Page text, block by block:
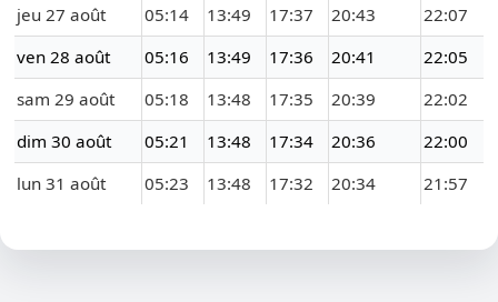
jeu 27 août 05:14 13:49 17:37 20:43
22:07
ven 28 août
05:16 13:49 17:36 20:41
22:05
sam 29 août
05:18 13:48 17:35 20:39
22:02
dim 30 août
05:21 13:48 17:34 20:36
22:00
lun 31 août
05:23 13:48 17:32 20:34 21:57